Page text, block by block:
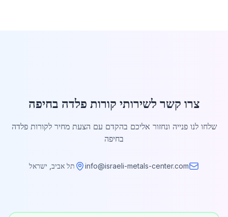
צרו קשר לשירותי קורות פלדה בחיפה
שלחו לנו פנייה ונחזור אליכם בהקדם עם הצעת מחיר לקורות פלדה
בחיפה
info@israeli-metals-center.com תל אביב, ישראל